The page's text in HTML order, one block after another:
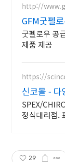
http://
GFM굿펠
굿펠로우 공
제품 제공
https://
신코몰 - 다
SPEX/
정식대리점.
29